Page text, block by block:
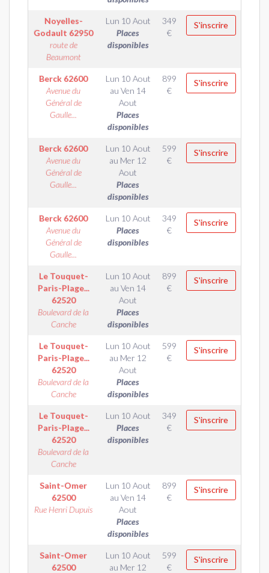
Noyelles-
Godault 62950
route de
Beaumont
Lun 10 Aout
Places
disponibles
349
€
S'inscrire
Berck 62600
Avenue du
Général de
Gaulle...
Lun 10 Aout
au Ven 14
Aout
Places
disponibles
899
€
S'inscrire
Berck 62600
Avenue du
Général de
Gaulle...
Lun 10 Aout
au Mer 12
Aout
Places
disponibles
599
€
S'inscrire
Berck 62600
Avenue du
Général de
Gaulle...
Lun 10 Aout
Places
disponibles
349
€
S'inscrire
Le Touquet-
Paris-Plage...
62520
Boulevard de la
Canche
Lun 10 Aout
au Ven 14
Aout
Places
disponibles
899
€
S'inscrire
Le Touquet-
Paris-Plage...
62520
Boulevard de la
Canche
Lun 10 Aout
au Mer 12
Aout
Places
disponibles
599
€
S'inscrire
Le Touquet-
Paris-Plage...
62520
Boulevard de la
Canche
Lun 10 Aout
Places
disponibles
349
€
S'inscrire
Saint-Omer
62500
Rue Henri Dupuis
Lun 10 Aout
au Ven 14
Aout
Places
disponibles
899
€
S'inscrire
Saint-Omer
62500
Lun 10 Aout
au Mer 12
599
€
S'inscrire